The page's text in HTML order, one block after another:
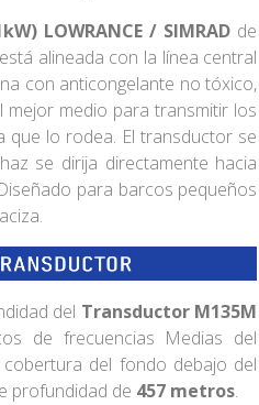
LOWRANCE / SIMRAD de
alineada con la línea central
con anticongelante no tóxico,
medio para transmitir los
que lo rodea. El transductor se
se dirija directamente hacia
para barcos pequeños
del Transductor M135M
de frecuencias Medias del
del fondo debajo del
profundidad de 457 metros.